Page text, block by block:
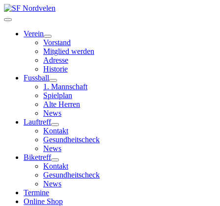
Verein
Vorstand
Mitglied werden
Adresse
Historie
Fussball
1. Mannschaft
Spielplan
Alte Herren
News
Lauftreff
Kontakt
Gesundheitscheck
News
Biketreff
Kontakt
Gesundheitscheck
News
Termine
Online Shop